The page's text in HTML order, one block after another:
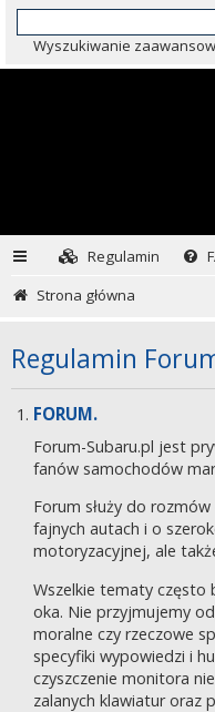
Wyszukiwanie
Regulamin
Strona główna
Regulamin
FORUM.
Forum-Subaru.pl jest
fanów samochodów
Forum służy do
fajnych autach i o
motoryzacyjnej, ale
Wszelkie tematy często
oka. Nie przyjmujemy
moralne czy rzeczowe
specyfiki wypowiedzi i
czyszczenie monitora
zalanych klawiatur oraz